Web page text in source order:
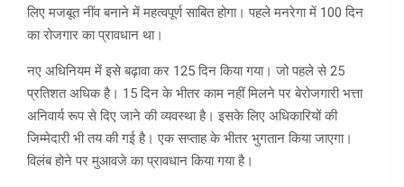
लिए मजबूत नींव बनाने में महत्वपूर्ण साबित होगा। पहले मनरेगा में 100 दिन
का रोजगार का प्रावधान था।
नए अधिनियम में इसे बढ़ावा कर 125 दिन किया गया। जो पहले से 25
प्रतिशत अधिक है। 15 दिन के भीतर काम नहीं मिलने पर बेरोजगारी भत्ता
अनिवार्य रूप से दिए जाने की व्यवस्था है। इसके लिए अधिकारियों की
जिम्मेदारी भी तय की गई है। एक सप्ताह के भीतर भुगतान किया जाएगा।
विलंब होने पर मुआवजे का प्रावधान किया गया है।